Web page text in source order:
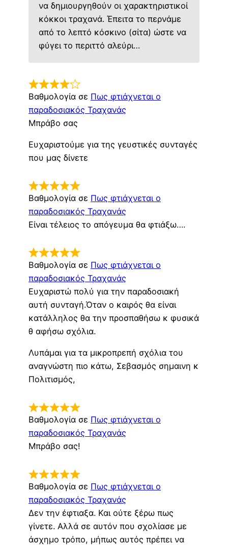
να δημιουργηθούν οι χαρακτηριστικοί
κόκκοι τραχανά. Έπειτα το περνάμε
από το λεπτό κόσκινο (σίτα) ώστε να
φύγει το περιττό αλεύρι…
Βαθμολογία σε Πως φτιάχνεται ο
παραδοσιακός Τραχανάς
Μπράβο σας
Ευχαριστούμε για της γευστικές συνταγές
που μας δίνετε
Βαθμολογία σε Πως φτιάχνεται ο
παραδοσιακός Τραχανάς
Είναι τέλειος το απόγευμα θα φτιάξω….
Βαθμολογία σε Πως φτιάχνεται ο
παραδοσιακός Τραχανάς
Ευχαριστώ πολύ για την παραδοσιακή
αυτή συνταγή.Όταν ο καιρός θα είναι
κατάλληλος θα την προσπαθήσω κ φυσικά
θ αφήσω σχόλια.
Λυπάμαι για τα μικροπρεπή σχόλια του
αναγνώστη πιο κάτω, Σεβασμός σημαινη κ
Πολιτισμός,
Βαθμολογία σε Πως φτιάχνεται ο
παραδοσιακός Τραχανάς
Μπράβο σας!
Βαθμολογία σε Πως φτιάχνεται ο
παραδοσιακός Τραχανάς
Δεν την έφτιαξα. Και ούτε ξέρω πως
γίνετε. Αλλά σε αυτόν που σχολίασε με
άσχημο τρόπο, μήπως αυτός πρέπει να